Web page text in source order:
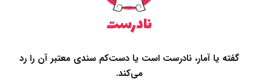
نادرست
گفته یا آمار، نادرست است یا دست‌کم سندی معتبر آن را رد
می‌کند.